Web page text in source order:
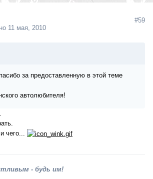
11 мая, 2010
#59
за предоставленную в этой теме
автолюбителя!
чего...
- будь им!